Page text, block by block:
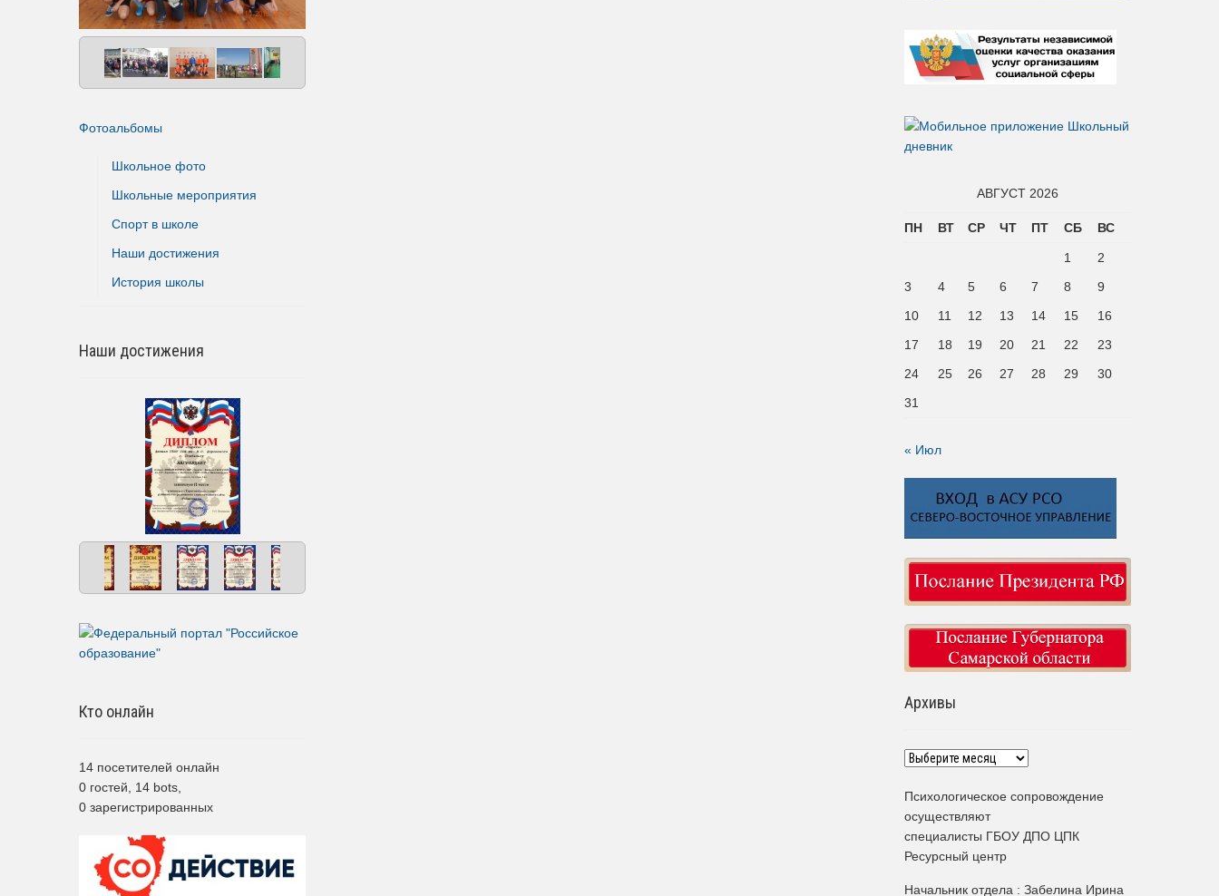
Фотоальбомы
Школьное фото
Школьные мероприятия
Спорт в школе
Наши достижения
История школы
Наши достижения
Кто онлайн
14 посетителей онлайн
0 гостей,
14 bots,
0 зарегистрированных
АВГУСТ 2026
ПН ВТ СР ЧТ ПТ СБ ВС
1
2
3
4 5 6 7 8
9
10
11 12 13 14 15
16
17
18 19 20 21 22
23
24
25 26 27 28 29
30
31
« Июл
Архивы
Архивы
Психологическое сопровождение
осуществляют
специалисты ГБОУ ДПО ЦПК
Ресурсный центр
Начальник отдела : Забелина Ирина